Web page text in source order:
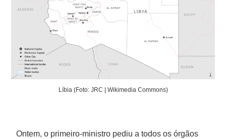
Líbia (Foto: JRC | Wikimedia Commons)
Ontem, o primeiro-ministro pediu a todos os órgãos